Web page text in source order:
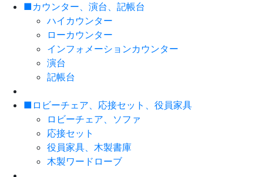
■カウンター、演台、記帳台
ハイカウンター
ローカウンター
インフォメーションカウンター
演台
記帳台
■ロビーチェア、応接セット、役員家具
ロビーチェア、ソファ
応接セット
役員家具、木製書庫
木製ワードローブ